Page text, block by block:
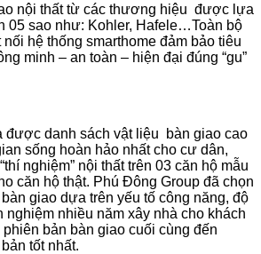
nội thất từ các thương hiệu được lựa
05 sao như: Kohler, Hafele…Toàn bộ
hệ thống smarthome đảm bảo tiêu
minh – an toàn – hiện đại đúng “gu”
danh sách vật liệu bàn giao cao
sống hoàn hảo nhất cho cư dân,
nghiệm” nội thất trên 03 căn hộ mẫu
căn hộ thật. Phú Đông Group đã chọn
giao dựa trên yếu tố công năng, độ
nghiệm nhiều năm xây nhà cho khách
phiên bản bàn giao cuối cùng đến
tốt nhất.